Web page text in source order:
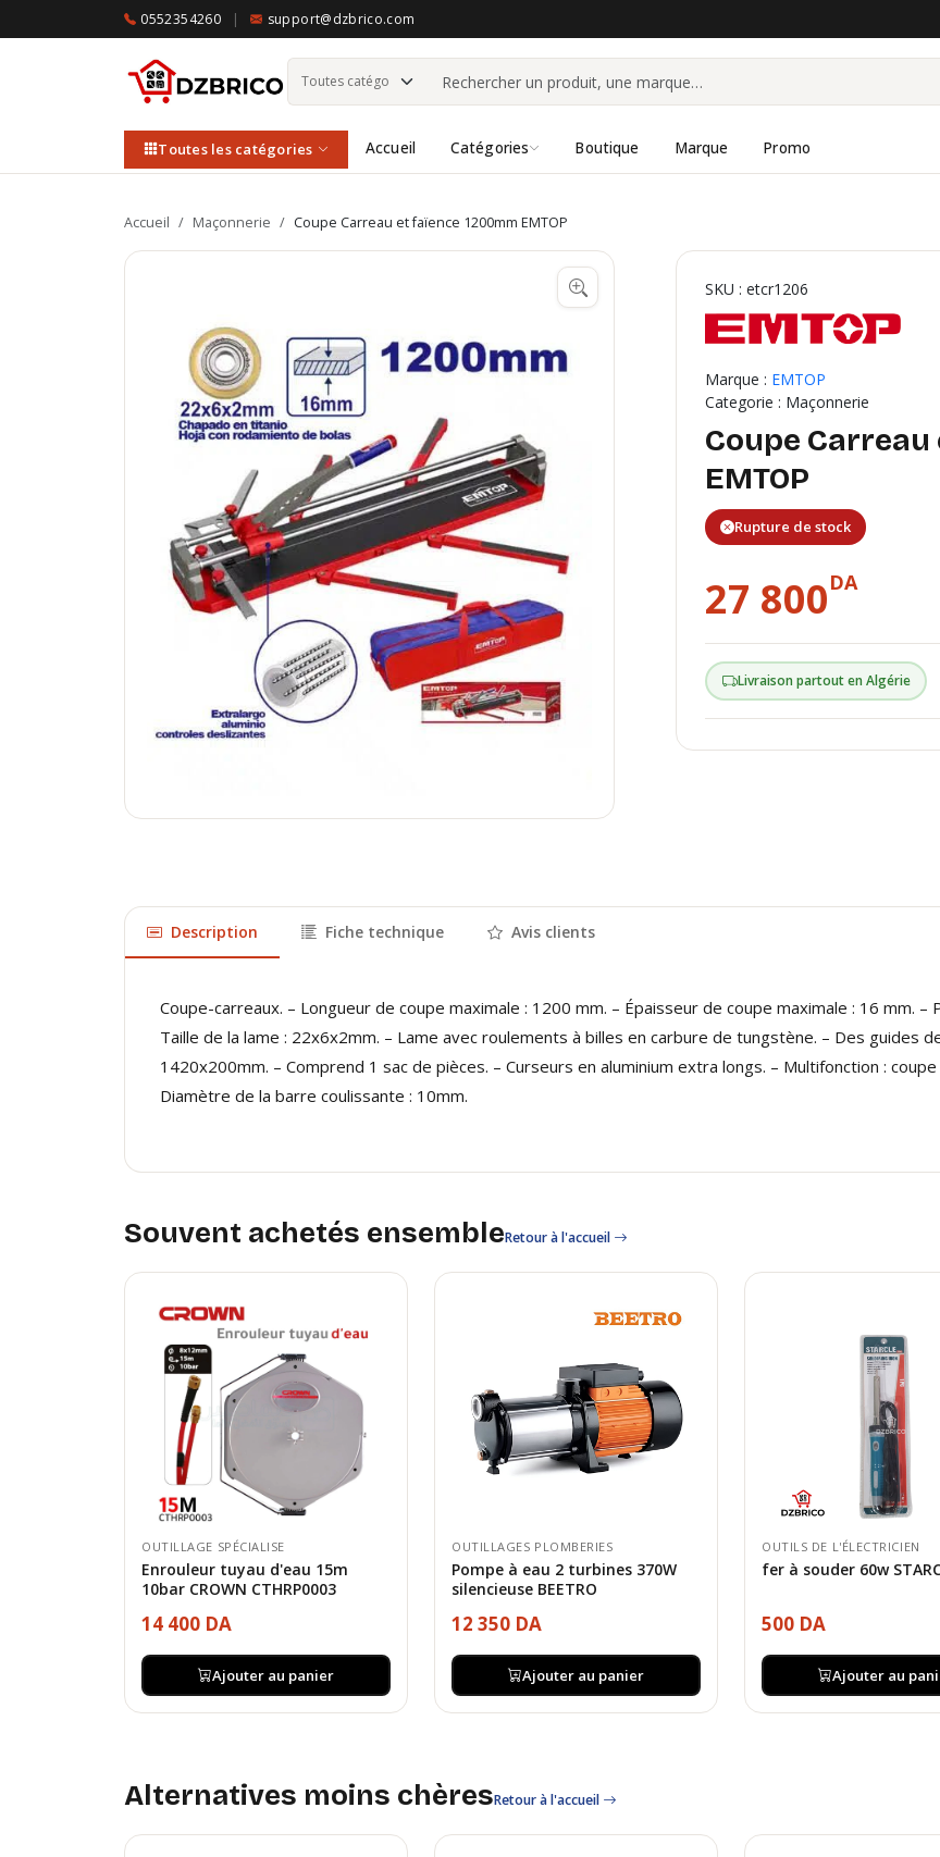
0552354260 | support@dzbrico.com
Toutes les catégories Accueil Catégories Boutique Marque Promo
Accueil / Maçonnerie / Coupe Carreau et faïence 1200mm EMTOP
SKU : etcr1206
Marque : EMTOP
Categorie : Maçonnerie
Coupe
EMTOP
Rupture de stock
27 800DA
Livraison partout en Algérie
Description Fiche technique Avis clients
Coupe-carreaux. – Longueur de coupe maximale : 1200 mm. – Épaisseur de coupe maximale : 16 mm. –
Taille de la lame : 22x6x2mm. – Lame avec roulements à billes en carbure de tungstène. – Des guides
1420x200mm. – Comprend 1 sac de pièces. – Curseurs en aluminium extra longs. – Multifonction :
Diamètre de la barre coulissante : 10mm.
Souvent achetés ensembleRetour à l'accueil
OUTILLAGE SPÉCIALISE
Enrouleur tuyau d'eau 15m
10bar CROWN CTHRP0003
14 400 DA
Ajouter au panier
OUTILLAGES PLOMBERIES
Pompe à eau 2 turbines 370W
silencieuse BEETRO
12 350 DA
Ajouter au panier
OUTILS DE L'ÉLECTRICIEN
fer à souder 60w
500 DA
Ajouter au
Alternatives moins chèresRetour à l'accueil